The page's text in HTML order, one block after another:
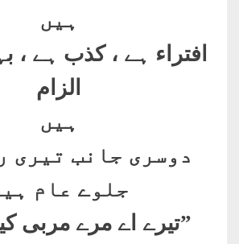
ہیں
افتراء ہے ، کذب ہے ،
الزام
ہیں
دوسری جانب تیری
جلوے عام
”تیرے اے مرے مربی